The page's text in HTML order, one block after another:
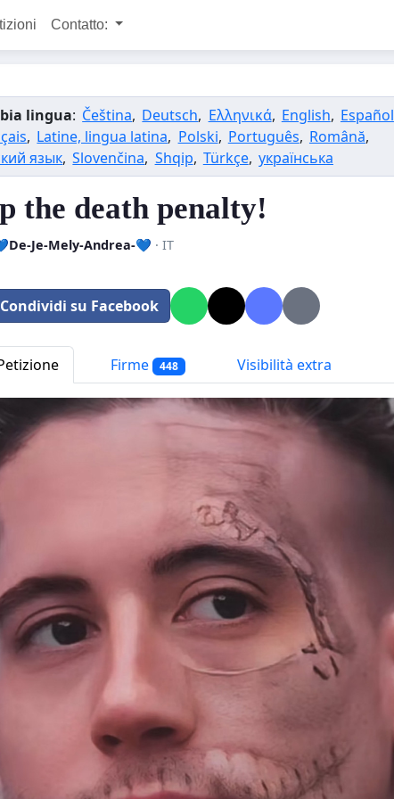
Contatto:
lingua: Čeština, Deutsch, Ελληνικά, English, Español
, Latine, lingua latina, Polski, Português, Română,
язык, Slovenčina, Shqip, Türkçe, українська
the death penalty!
Je-Mely-Andrea-💙 · IT
Condividi su Facebook
Firme 448 Visibilità extra